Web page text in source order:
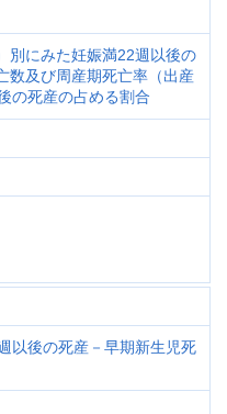
別にみた妊娠満22週以後の
数及び周産期死亡率（出産
の死産の占める割合
以後の死産－早期新生児死